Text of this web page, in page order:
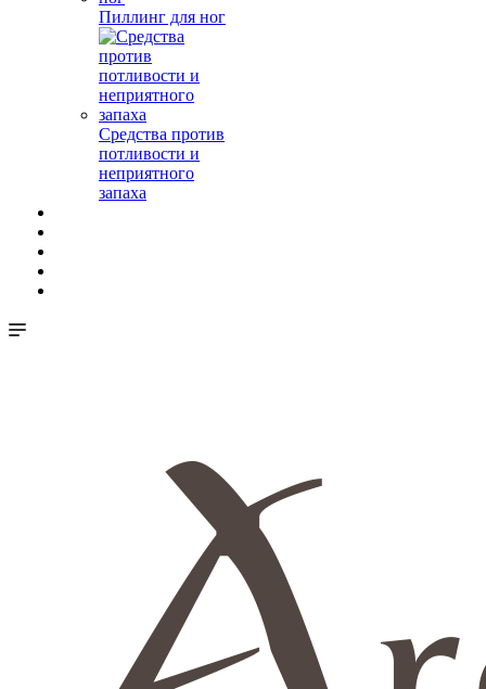
Пиллинг для ног
Средства против
потливости и
неприятного
запаха